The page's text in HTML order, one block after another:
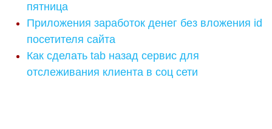
пятница
Приложения заработок денег без вложения id
посетителя сайта
Как сделать tab назад сервис для
отслеживания клиента в соц сети